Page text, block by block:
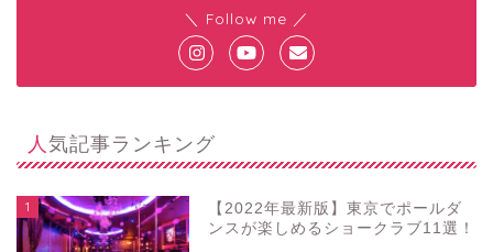
＼ Follow me ／
人気記事ランキング
1
【2022年最新版】東京でポールダ
ンスが楽しめるショークラブ11選！